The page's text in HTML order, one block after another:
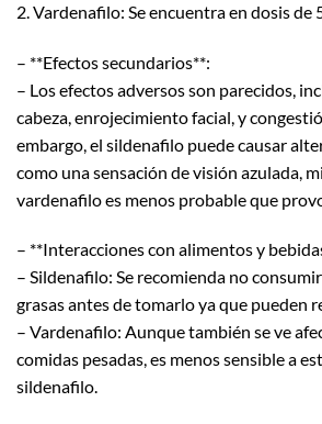
2. Vardenafilo: Se encuentra en dosis de
– **Efectos secundarios**:
– Los efectos adversos son parecidos,
cabeza, enrojecimiento facial, y
embargo, el sildenafilo puede causar
como una sensación de visión azulada,
vardenafilo es menos probable que
– **Interacciones con alimentos y
– Sildenafilo: Se recomienda no
grasas antes de tomarlo ya que pueden
– Vardenafilo: Aunque también se ve
comidas pesadas, es menos sensible a
sildenafilo.